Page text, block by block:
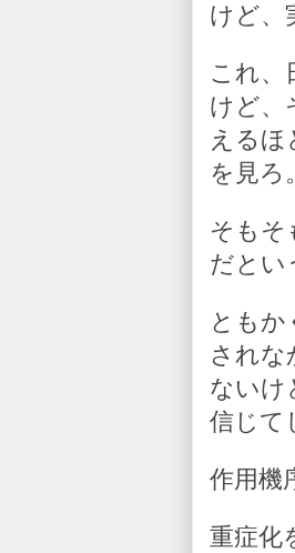
けど、
これ、
けど、
える
を見ろ
そもそ
だとい
ともか
されな
ないけ
信じて
作用機
重症化